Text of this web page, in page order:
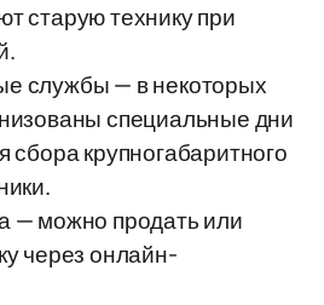
старую технику при
службы — в некоторых
специальные дни
сбора крупногабаритного
— можно продать или
через онлайн-